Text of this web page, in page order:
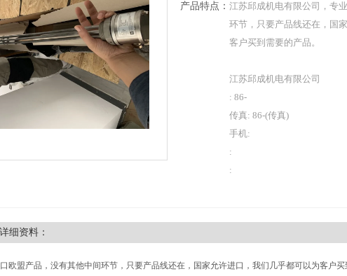
产品特点： 江苏邱成机电有限公司，专
环节，只要产品线还在，国
客户买到需要的产品。
江苏邱成机电有限公司
: 86-
传真: 86-(传真)
手机:
:
:
细资料：
欧盟产品，没有其他中间环节，只要产品线还在，国家允许进口，我们几乎都可以为客户买